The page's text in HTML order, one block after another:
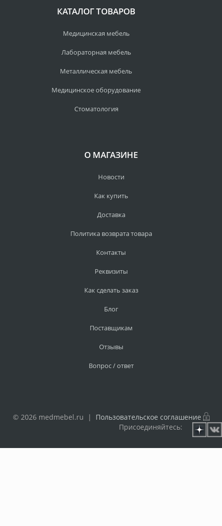
КАТАЛОГ ТОВАРОВ
Медицинская мебель
Лабораторная мебель
Металлическая мебель
Медицинское оборудование
Стоматология
О МАГАЗИНЕ
Новости
Как купить
Доставка
Политика возврата товара
Контакты
Реквизиты
Как сделать заказ
Блог
Поставщикам
Отзывы
Вопрос / ответ
© 2026 medmebel.ru | Пользовательское соглашение
Присоединяйтесь: